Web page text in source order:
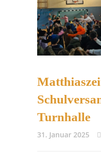
Turnhalle
31. Januar 2025